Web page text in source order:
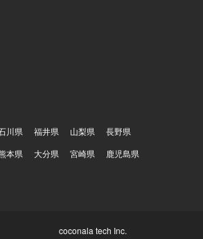
川県 福井県 山梨県
長野県
本県 大分県 宮崎県 鹿児島県
coconala tech Inc.